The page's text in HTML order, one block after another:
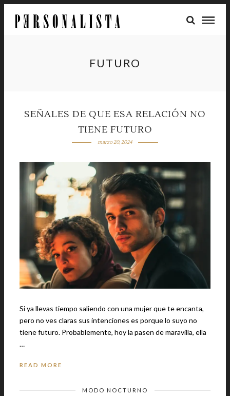
FUTURO
SEÑALES DE QUE ESA RELACIÓN NO
TIENE FUTURO
marzo 20, 2024
Si ya llevas tiempo saliendo con una mujer que te encanta,
pero no ves claras sus intenciones es porque lo suyo no
tiene futuro. Probablemente, hoy la pasen de maravilla, ella
…
READ MORE
MODO NOCTURNO